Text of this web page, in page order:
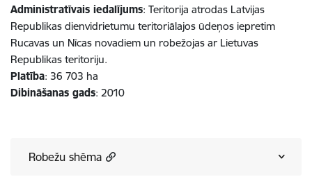
Administratīvais iedalījums: Teritorija atrodas Latvijas
Republikas dienvidrietumu teritoriālajos ūdeņos iepretim
Rucavas un Nīcas novadiem un robežojas ar Lietuvas
Republikas teritoriju.
Platība: 36 703 ha
Dibināšanas gads: 2010
Robežu shēma